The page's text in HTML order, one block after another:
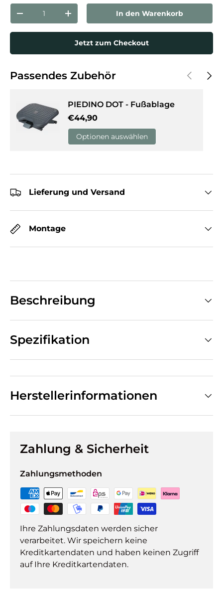
Anzahl
Menge verringernMenge erhöhenIn den Warenkorb
Jetzt zum Checkout
Passendes Zubehör Vorherige
PIEDINO DOT - Fußablage
Normaler Preis
€44,90
Optionen auswählen
Lieferung und Versand
Montage
Beschreibung
Spezifikation
Herstellerinformationen
Zahlung & Sicherheit
Zahlungsmethoden
Ihre Zahlungsdaten werden sicher
verarbeitet. Wir speichern keine
Kreditkartendaten und haben keinen Zugriff
auf Ihre Kreditkartendaten.